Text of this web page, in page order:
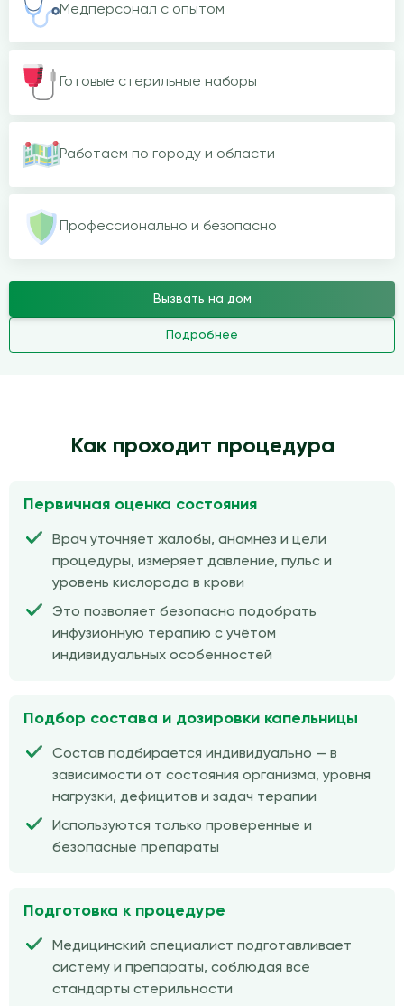
Медперсонал с опытом
Готовые стерильные наборы
Работаем по городу и области
Профессионально и безопасно
Вызвать на дом
Подробнее
Как проходит процедура
Первичная оценка состояния
Врач уточняет жалобы, анамнез и цели
процедуры, измеряет давление, пульс и
уровень кислорода в крови
Это позволяет безопасно подобрать
инфузионную терапию с учётом
индивидуальных особенностей
Подбор состава и дозировки капельницы
Состав подбирается индивидуально — в
зависимости от состояния организма, уровня
нагрузки, дефицитов и задач терапии
Используются только проверенные и
безопасные препараты
Подготовка к процедуре
Медицинский специалист подготавливает
систему и препараты, соблюдая все
стандарты стерильности